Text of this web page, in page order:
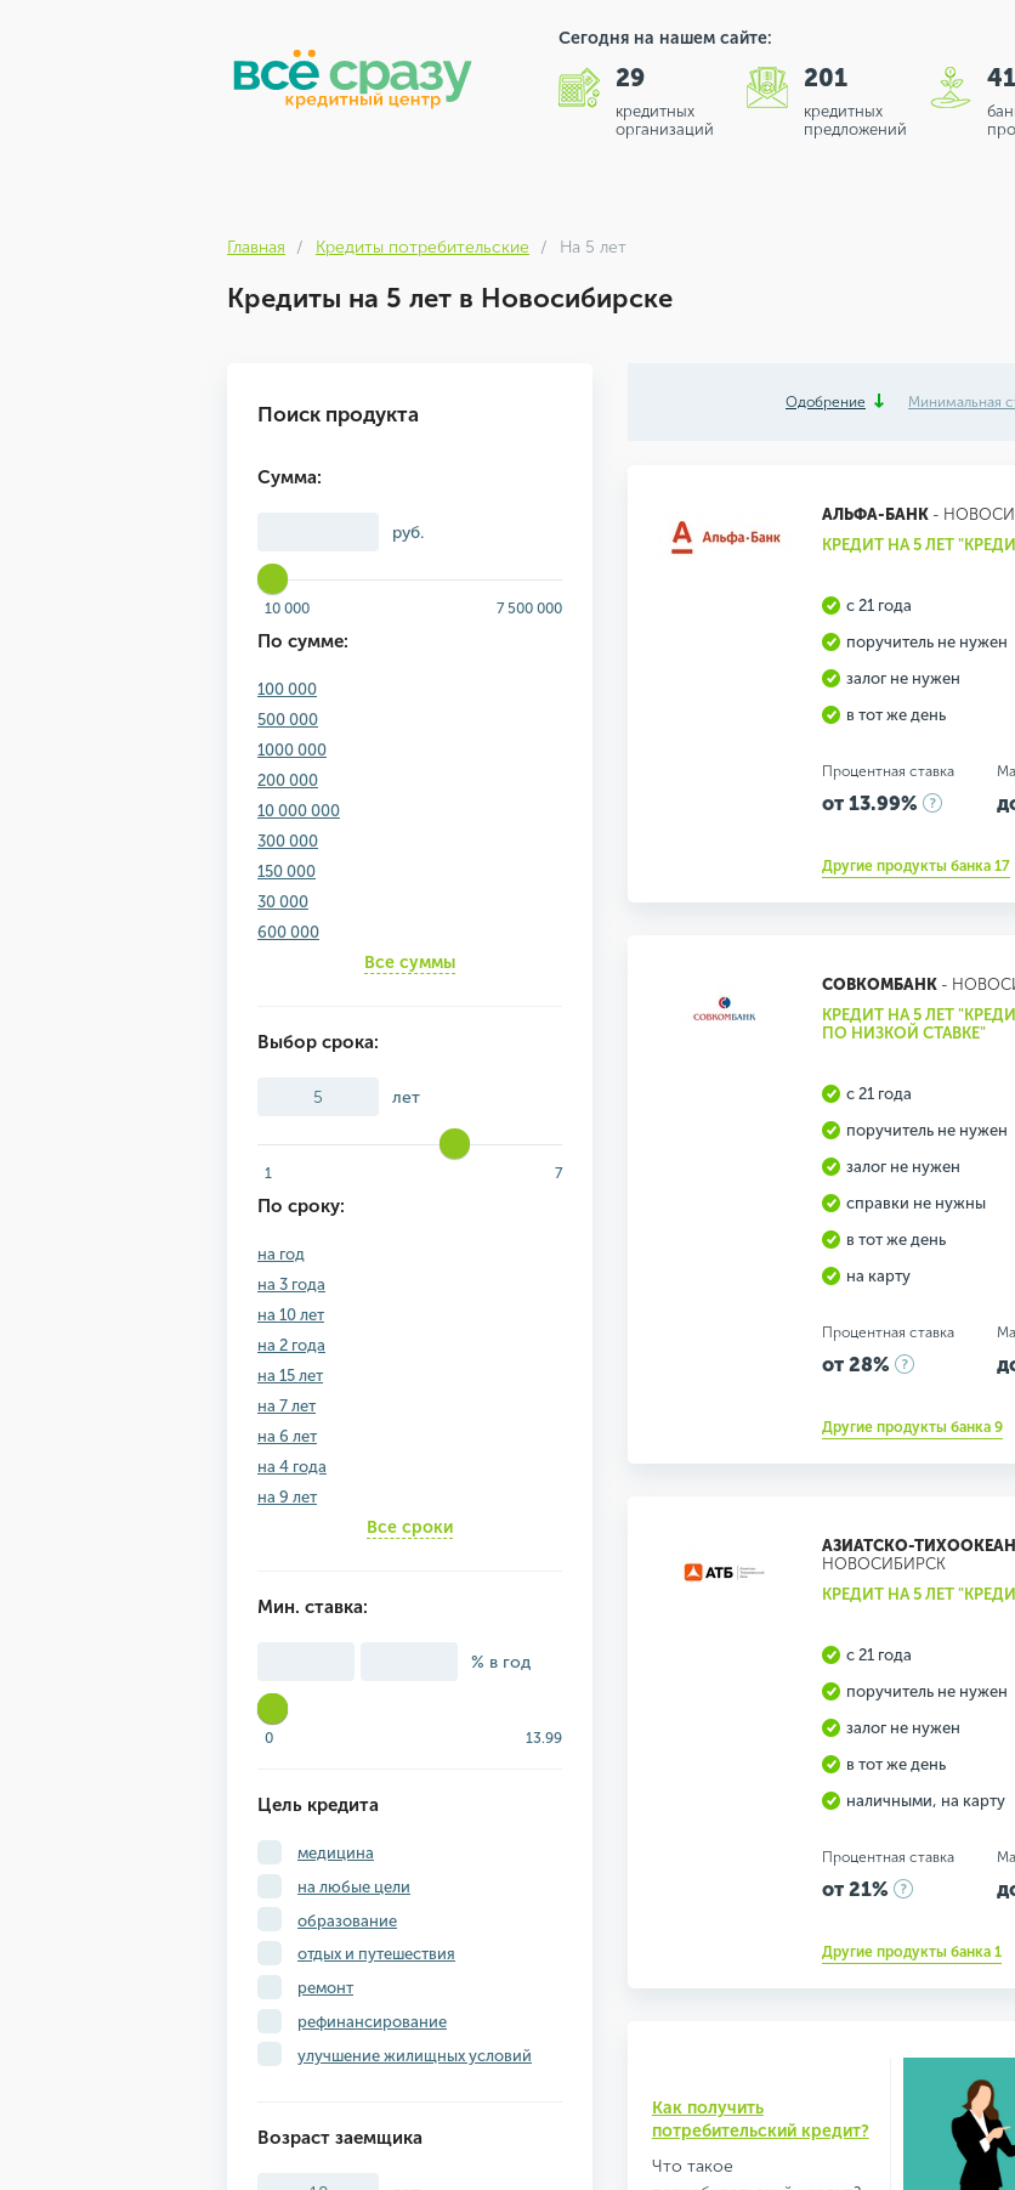
Сегодня на нашем сайте:
29
кредитных
организаций
201
кредитных
предложений
41
Главная Кредиты потребительские На 5 лет
Кредиты на 5 лет в Новосибирске
Поиск продукта
Сумма:
руб.
10 000 7 500 000
По сумме:
100 000
500 000
1000 000
200 000
10 000 000
300 000
150 000
30 000
600 000
Все суммы
Выбор срока:
лет
1 7
По сроку:
на год
на 3 года
на 10 лет
на 2 года
на 15 лет
на 7 лет
на 6 лет
на 4 года
на 9 лет
Все сроки
Мин. ставка:
% в год
0 13.99
Цель кредита
медицина
на любые цели
образование
отдых и путешествия
ремонт
рефинансирование
улучшение жилищных условий
Возраст заемщика
Одобрение Минимальная
АЛЬФА-БАНК-
КРЕДИТ НА 5 ЛЕТ
с 21 года
поручитель не нужен
залог не нужен
в тот же день
Процентная ставка
от 13.99%
Другие продукты банка 17
СОВКОМБАНК-
КРЕДИТ НА 5 ЛЕТ
ПО НИЗКОЙ СТАВКЕ"
с 21 года
поручитель не нужен
залог не нужен
справки не нужны
в тот же день
на карту
Процентная ставка
от 28%
Другие продукты банка 9
АЗИАТСКО-
НОВОСИБИРСК
КРЕДИТ НА 5 ЛЕТ
с 21 года
поручитель не нужен
залог не нужен
в тот же день
наличными, на карту
Процентная ставка
от 21%
Другие продукты банка 1
Как получить
потребительский кредит?
Что такое